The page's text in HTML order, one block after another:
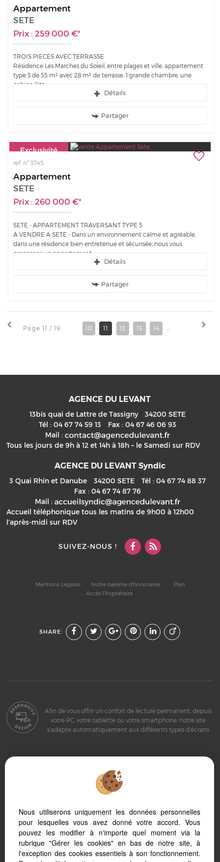
Appartement
SETE
Prix : 259 000 €*
TROIS PIECES AVEC TERRASSE
Résidence Les Marches du Soleil, entre plages et ville, appartement
type 3 de 55 m² avec 28 m² de terrasse. 1 grande chambre, une
cabine (lits...
Détails
Partager
ref. n° 3745
Appartement
SETE
Prix : 260 000 €*
SETE - APPARTEMENT TRAVERSANT TYPE 5
A VENDRE A SETE - Dans un environnement calme et agréable,
dans une résidence bien entretenue et sécurisée, nous vous
proposons un appartement...
Détails
Partager
Page 11 / 19 10 11 12 13 14 17
AGENCE DU LEVANT
13bis quai de Lattre de Tassigny 34200 SETE
Tél : 04 67 74 59 13 Fax : 04 67 46 06 93
Mail :
Tous les jours de 9h à 12 et 14h à 18h – le Samedi sur RDV
AGENCE DU LEVANT Syndic
3 Quai Rhin et Danube 34200 SETE Tél : 04 67 74 88 37
Fax : 04 67 74 87 76
Mail :
Accueil téléphonique tous les matins de 9h00 à 12h00
l’après-midi sur RDV
SUIVEZ-NOUS !
Mentions Légales Notre barème d'honoraires
Plan
Accès Propriétaire
SHARE:
Afin de vous offrir un confort de lecture permanent, depuis
votre PC, votre tablette ou votre smartphone, notre site
s’adapte automatiquement aux différents types d'écrans
Logiciel de transaction
Création site internet
Référencement site immobilier
Sete (34200)
Nous utiliserons uniquement les données personnelles
pour lesquelles vous avez donné votre accord. Vous
pouvez les modifier à n'importe quel moment via la
rubrique "Gérer les cookies" en bas de notre site, à
l'exception des cookies essentiels à son fonctionnement.